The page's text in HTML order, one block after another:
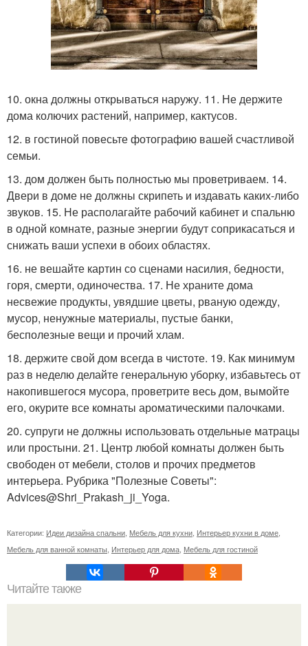
10. окна должны открываться наружу. 11. Не держите
дома колючих растений, например, кактусов.
12. в гостиной повесьте фотографию вашей счастливой
семьи.
13. дом должен быть полностью мы проветриваем. 14.
Двери в доме не должны скрипеть и издавать каких-либо
звуков. 15. Не располагайте рабочий кабинет и спальню
в одной комнате, разные энергии будут соприкасаться и
снижать ваши успехи в обоих областях.
16. не вешайте картин со сценами насилия, бедности,
горя, смерти, одиночества. 17. Не храните дома
несвежие продукты, увядшие цветы, рваную одежду,
мусор, ненужные материалы, пустые банки,
бесполезные вещи и прочий хлам.
18. держите свой дом всегда в чистоте. 19. Как минимум
раз в неделю делайте генеральную уборку, избавьтесь от
накопившегося мусора, проветрите весь дом, вымойте
его, окурите все комнаты ароматическими палочками.
20. супруги не должны использовать отдельные матрацы
или простыни. 21. Центр любой комнаты должен быть
свободен от мебели, столов и прочих предметов
интерьера. Рубрика "Полезные Советы":
Advices@Shri_Prakash_ji_Yoga.
Категории: Идеи дизайна спальни, Мебель для кухни, Интерьер кухни в доме,
Мебель для ванной комнаты, Интерьер для дома, Мебель для гостиной
Читайте также